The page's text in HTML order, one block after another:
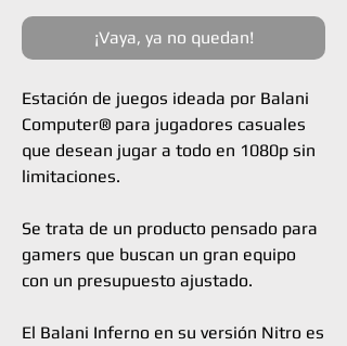
¡Vaya, ya no quedan!
Estación de juegos ideada por Balani
Computer® para jugadores casuales
que desean jugar a todo en 1080p sin
limitaciones.
Se trata de un producto pensado para
gamers que buscan un gran equipo
con un presupuesto ajustado.
El Balani Inferno en su versión Nitro es